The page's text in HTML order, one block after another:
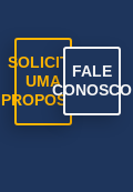
SOLICITE
UMA
PROPOSTA
FALE
CONOSCO